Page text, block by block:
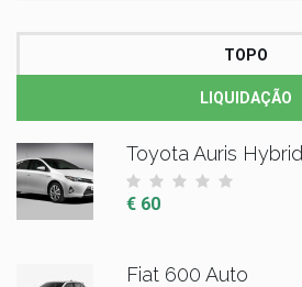
TOPO
LIQUIDAÇÃO
Toyota Auris Hybrid
€ 60
Fiat 600 Auto